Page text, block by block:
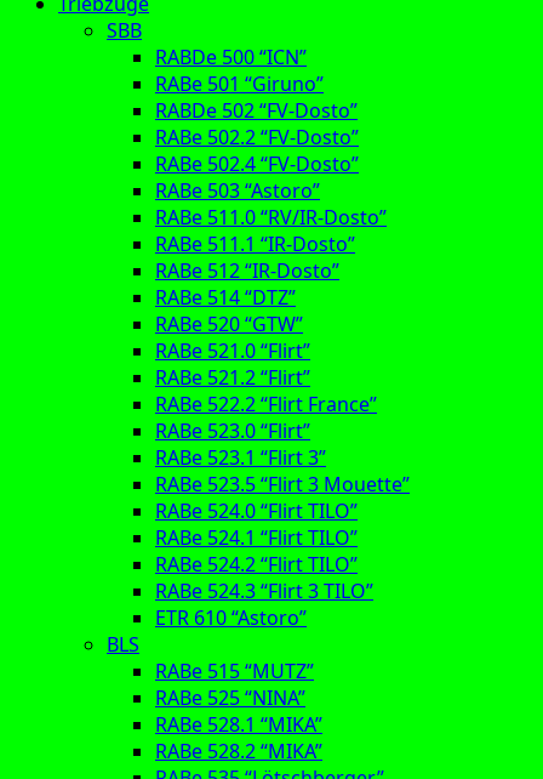
SBB
RABDe 500 “ICN”
RABe 501 “Giruno”
RABDe 502 “FV-Dosto”
RABe 502.2 “FV-Dosto”
RABe 502.4 “FV-Dosto”
RABe 503 “Astoro”
RABe 511.0 “RV/IR-Dosto”
RABe 511.1 “IR-Dosto”
RABe 512 “IR-Dosto”
RABe 514 “DTZ”
RABe 520 “GTW”
RABe 521.0 “Flirt”
RABe 521.2 “Flirt”
RABe 522.2 “Flirt France”
RABe 523.0 “Flirt”
RABe 523.1 “Flirt 3”
RABe 523.5 “Flirt 3 Mouette”
RABe 524.0 “Flirt TILO”
RABe 524.1 “Flirt TILO”
RABe 524.2 “Flirt TILO”
RABe 524.3 “Flirt 3 TILO”
ETR 610 “Astoro”
BLS
RABe 515 “MUTZ”
RABe 525 “NINA”
RABe 528.1 “MIKA”
RABe 528.2 “MIKA”